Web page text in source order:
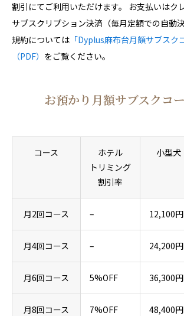
割引にてご利用いただけます。 お支払いはク
サブスクリプション決済（毎月定額での自動
規約については 「Dyplus麻布台月額サブスク
（PDF） をご覧ください。
お預かり月額サブスクコ
コース
ホテル
トリミング
割引率
小型犬
月2回コース – 12,100円
月4回コース – 24,200円
月6回コース 5%OFF 36,300円
月8回コース 7%OFF 48,400円
よくあるご質問
送迎について